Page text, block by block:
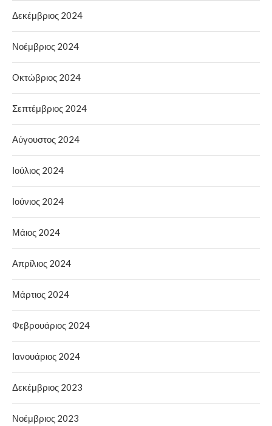
Δεκέμβριος 2024
Νοέμβριος 2024
Οκτώβριος 2024
Σεπτέμβριος 2024
Αύγουστος 2024
Ιούλιος 2024
Ιούνιος 2024
Μάιος 2024
Απρίλιος 2024
Μάρτιος 2024
Φεβρουάριος 2024
Ιανουάριος 2024
Δεκέμβριος 2023
Νοέμβριος 2023